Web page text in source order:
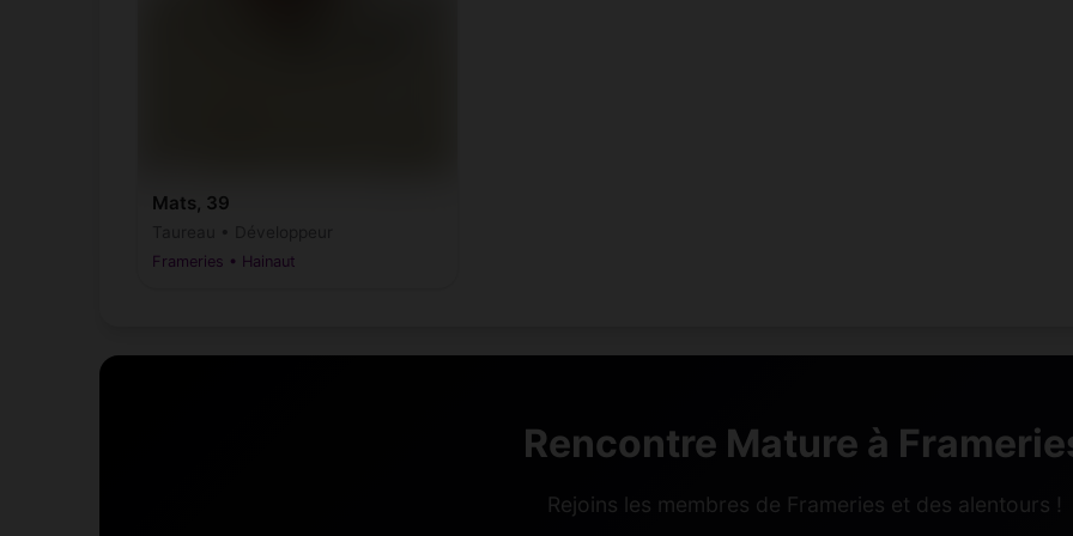
Mats, 39
Frameries • Hainaut
Rencontre Mature à
Rejoins les membres de Frameries et des alentours !